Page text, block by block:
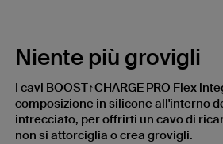
Niente più grovigli
I cavi BOOST↑CHARGE PRO Flex
composizione in silicone all'interno
intrecciato, per offrirti un cavo di
non si attorciglia o crea grovigli.